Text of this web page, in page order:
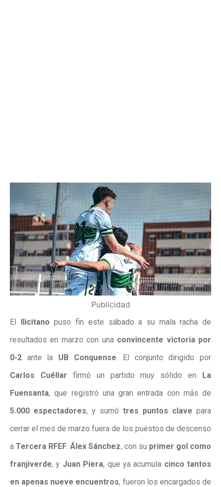
Publicidad
El Ilicitano puso fin este sábado a su mala racha de
resultados en marzo con una convincente victoria por
0-2 ante la UB Conquense . El conjunto dirigido por
Carlos Cuéllar firmó un partido muy sólido en La
Fuensanta, que registró una gran entrada con más de
5.000 espectadores, y sumó tres puntos clave para
cerrar el mes de marzo fuera de los puestos de descenso
aTercera RFEF .Álex Sánchez, con su primer gol como
franjiverde, y Juan Piera, que ya acumula cinco tantos
en apenas nueve encuentros, fueron los encargados de